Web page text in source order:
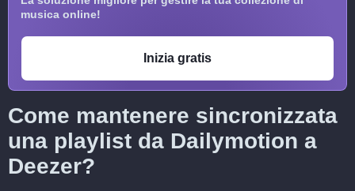
musica online!
Inizia gratis
Come mantenere sincronizzata
una playlist da Dailymotion a
Deezer?